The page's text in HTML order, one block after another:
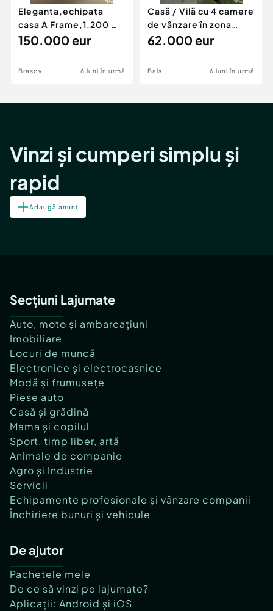
Eleganta,echipata
casa A Frame,1.200 mp
teren,deschidere Pia
150.000 eur
Brasov 6 luni în urmă
Casă / Vilă cu 4 camere
de vânzare în zona
Periferie
62.000 eur
Bals 6 luni în urmă
Vinzi și cumperi simplu și
rapid
Adaugă anunț
Secțiuni Lajumate
Auto, moto și ambarcațiuni
Imobiliare
Locuri de muncă
Electronice și electrocasnice
Modă și frumusețe
Piese auto
Casă și grădină
Mama și copilul
Sport, timp liber, artă
Animale de companie
Agro și Industrie
Servicii
Echipamente profesionale și vânzare companii
Închiriere bunuri și vehicule
De ajutor
Pachetele mele
De ce să vinzi pe lajumate?
Aplicații: Android și iOS